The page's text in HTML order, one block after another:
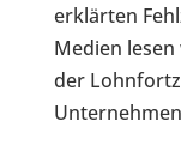
erklärten
Medien
der